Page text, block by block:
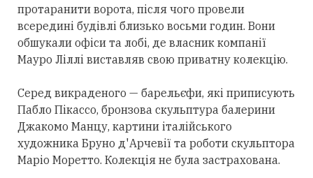
протаранити ворота, після чого провели
всередині будівлі близько восьми годин. Вони
обшукали офіси та лобі, де власник компанії
Мауро Ліллі виставляв свою приватну колекцію.
Серед викраденого — барельєфи, які приписують
Пабло Пікассо, бронзова скульптура балерини
Джакомо Манцу, картини італійського
художника Бруно д'Арчевії та роботи скульптора
Маріо Моретто. Колекція не була застрахована.